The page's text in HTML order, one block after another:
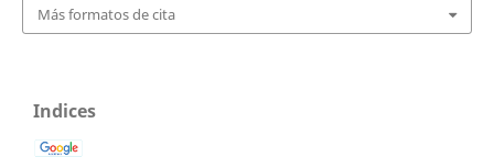
Más formatos de cita
Indices